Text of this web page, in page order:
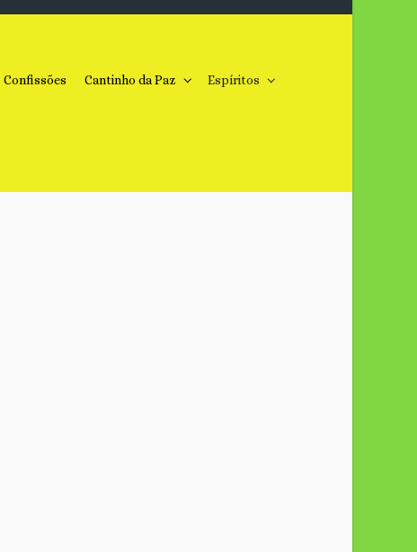
Confissões Cantinho da Paz Espíritos